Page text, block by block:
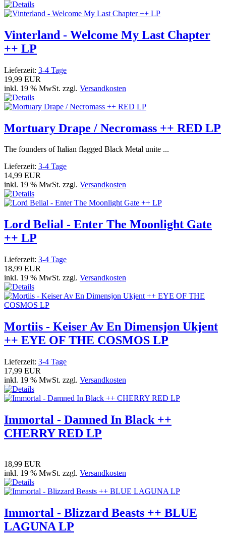
Vinterland - Welcome My Last Chapter
++ LP
Lieferzeit: 3-4 Tage
19,99 EUR
inkl. 19 % MwSt. zzgl. Versandkosten
Mortuary Drape / Necromass ++ RED LP
The founders of Italian flagged Black Metal unite ...
Lieferzeit: 3-4 Tage
14,99 EUR
inkl. 19 % MwSt. zzgl. Versandkosten
Lord Belial - Enter The Moonlight Gate
++ LP
Lieferzeit: 3-4 Tage
18,99 EUR
inkl. 19 % MwSt. zzgl. Versandkosten
Mortiis - Keiser Av En Dimensjon Ukjent
++ EYE OF THE COSMOS LP
Lieferzeit: 3-4 Tage
17,99 EUR
inkl. 19 % MwSt. zzgl. Versandkosten
Immortal - Damned In Black ++
CHERRY RED LP
18,99 EUR
inkl. 19 % MwSt. zzgl. Versandkosten
Immortal - Blizzard Beasts ++ BLUE
LAGUNA LP